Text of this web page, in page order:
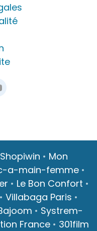
Shopiwin • Mon
a-main-femme•
• Le Bon Confort •
• Villabaga Paris •
• Systrem-
France• 301film